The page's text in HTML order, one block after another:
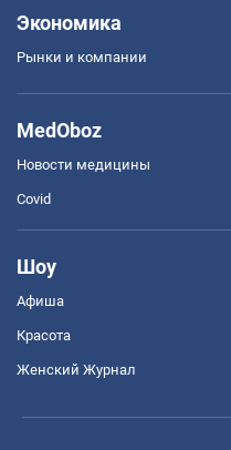
Экономика
Рынки и компании
MedOboz
Новости медицины
Covid
Шоу
Афиша
Красота
Женский Журнал